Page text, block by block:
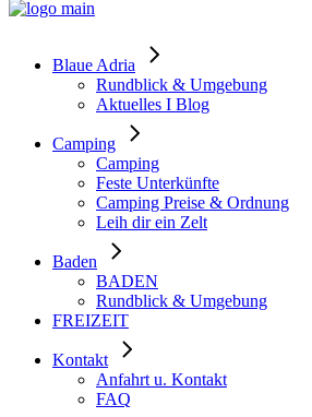
Blaue Adria
Rundblick & Umgebung
Aktuelles I Blog
Camping
Camping
Feste Unterkünfte
Camping Preise & Ordnung
Leih dir ein Zelt
Baden
BADEN
Rundblick & Umgebung
FREIZEIT
Kontakt
Anfahrt u. Kontakt
FAQ